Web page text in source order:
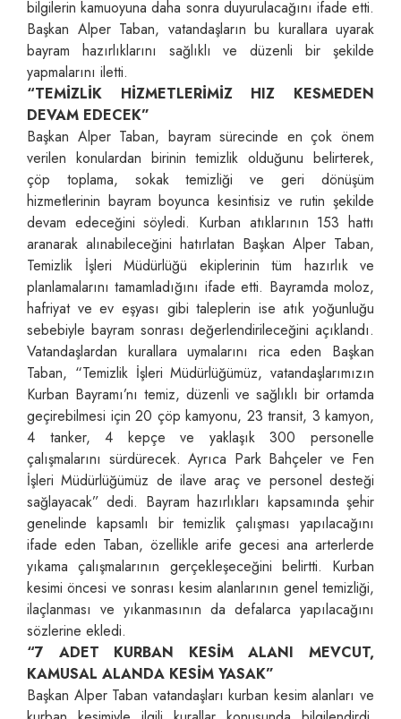
bilgilerin kamuoyuna daha sonra duyurulacağını ifade etti.
Başkan Alper Taban, vatandaşların bu kurallara uyarak
bayram hazırlıklarını sağlıklı ve düzenli bir şekilde
yapmalarını iletti.
“TEMİZLİK HİZMETLERİMİZ HIZ KESMEDEN
DEVAM EDECEK”
Başkan Alper Taban, bayram sürecinde en çok önem
verilen konulardan birinin temizlik olduğunu belirterek,
çöp toplama, sokak temizliği ve geri dönüşüm
hizmetlerinin bayram boyunca kesintisiz ve rutin şekilde
devam edeceğini söyledi. Kurban atıklarının 153 hattı
aranarak alınabileceğini hatırlatan Başkan Alper Taban,
Temizlik İşleri Müdürlüğü ekiplerinin tüm hazırlık ve
planlamalarını tamamladığını ifade etti. Bayramda moloz,
hafriyat ve ev eşyası gibi taleplerin ise atık yoğunluğu
sebebiyle bayram sonrası değerlendirileceğini açıklandı.
Vatandaşlardan kurallara uymalarını rica eden Başkan
Taban, “Temizlik İşleri Müdürlüğümüz, vatandaşlarımızın
Kurban Bayramı’nı temiz, düzenli ve sağlıklı bir ortamda
geçirebilmesi için 20 çöp kamyonu, 23 transit, 3 kamyon,
4 tanker, 4 kepçe ve yaklaşık 300 personelle
çalışmalarını sürdürecek. Ayrıca Park Bahçeler ve Fen
İşleri Müdürlüğümüz de ilave araç ve personel desteği
sağlayacak” dedi. Bayram hazırlıkları kapsamında şehir
genelinde kapsamlı bir temizlik çalışması yapılacağını
ifade eden Taban, özellikle arife gecesi ana arterlerde
yıkama çalışmalarının gerçekleşeceğini belirtti. Kurban
kesimi öncesi ve sonrası kesim alanlarının genel temizliği,
ilaçlanması ve yıkanmasının da defalarca yapılacağını
sözlerine ekledi.
“7 ADET KURBAN KESİM ALANI MEVCUT,
KAMUSAL ALANDA KESİM YASAK”
Başkan Alper Taban vatandaşları kurban kesim alanları ve